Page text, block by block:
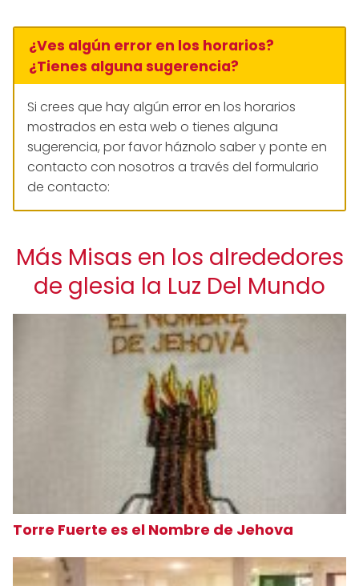
¿Ves algún error en los horarios?
¿Tienes alguna sugerencia?
Si crees que hay algún error en los horarios
mostrados en esta web o tienes alguna
sugerencia, por favor háznolo saber y ponte en
contacto con nosotros a través del formulario
de contacto:
Más Misas en los alrededores
de glesia la Luz Del Mundo
Torre Fuerte es el Nombre de Jehova